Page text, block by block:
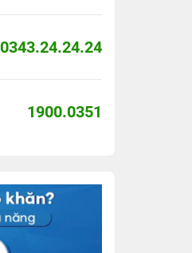
0343.24.24.24
1900.0351